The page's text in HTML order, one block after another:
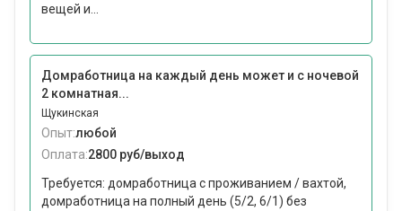
вещей и...
Домработница на каждый день может и с ночевой
2 комнатная...
Щукинская
Опыт:любой
Оплата:2800 руб/выход
Требуется: домработница с проживанием / вахтой,
домработница на полный день (5/2, 6/1) без